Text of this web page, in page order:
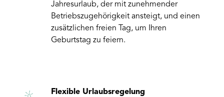
Jahresurlaub, der mit zunehmender
Betriebszugehörigkeit ansteigt, und einen
zusätzlichen freien Tag, um Ihren
Geburtstag zu feiern.
Flexible Urlaubsregelung